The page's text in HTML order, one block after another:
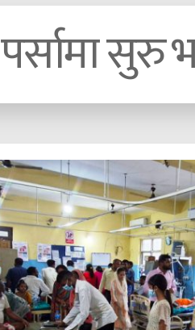
पर्सामा सुरु